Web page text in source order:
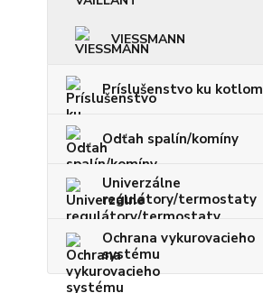
VIESSMANN
Príslušenstvo ku kotlom
Odťah spalín/komíny
Univerzálne
regulátory/termostaty
Ochrana vykurovacieho
systému